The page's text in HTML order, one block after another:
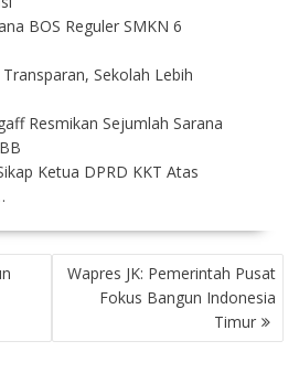
BOS Reguler SMKN 6
Sekolah Lebih
Resmikan Sejumlah Sarana
Ketua DPRD KKT Atas
Wapres JK: Pemerintah Pusat
Fokus Bangun Indonesia
Timur